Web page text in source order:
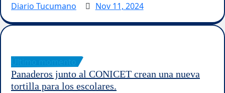
Diario Tucumano
Nov 11, 2024
Panaderos junto al CONICET crean una nueva
tortilla para los escolares.